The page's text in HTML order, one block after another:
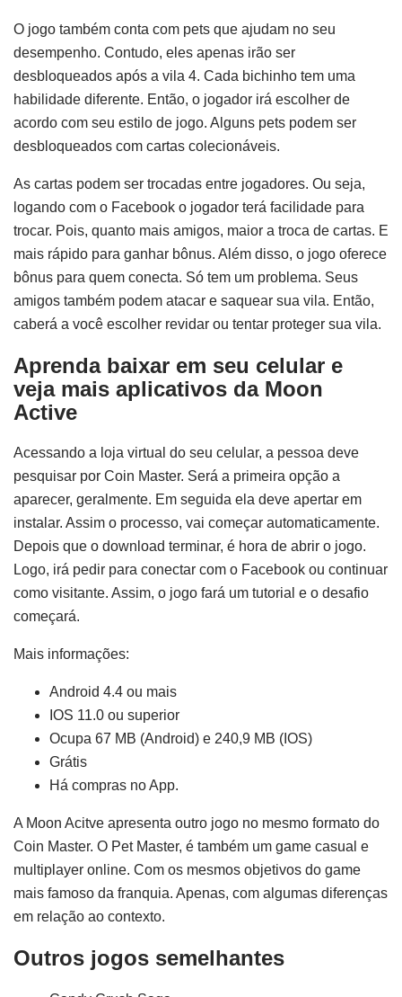
O jogo também conta com pets que ajudam no seu
desempenho. Contudo, eles apenas irão ser
desbloqueados após a vila 4. Cada bichinho tem uma
habilidade diferente. Então, o jogador irá escolher de
acordo com seu estilo de jogo. Alguns pets podem ser
desbloqueados com cartas colecionáveis.
As cartas podem ser trocadas entre jogadores. Ou seja,
logando com o Facebook o jogador terá facilidade para
trocar. Pois, quanto mais amigos, maior a troca de cartas. E
mais rápido para ganhar bônus. Além disso, o jogo oferece
bônus para quem conecta. Só tem um problema. Seus
amigos também podem atacar e saquear sua vila. Então,
caberá a você escolher revidar ou tentar proteger sua vila.
Aprenda baixar em seu celular e
veja mais aplicativos da Moon
Active
Acessando a loja virtual do seu celular, a pessoa deve
pesquisar por Coin Master. Será a primeira opção a
aparecer, geralmente. Em seguida ela deve apertar em
instalar. Assim o processo, vai começar automaticamente.
Depois que o download terminar, é hora de abrir o jogo.
Logo, irá pedir para conectar com o Facebook ou continuar
como visitante. Assim, o jogo fará um tutorial e o desafio
começará.
Mais informações:
Android 4.4 ou mais
IOS 11.0 ou superior
Ocupa 67 MB (Android) e 240,9 MB (IOS)
Grátis
Há compras no App.
A Moon Acitve apresenta outro jogo no mesmo formato do
Coin Master. O Pet Master, é também um game casual e
multiplayer online. Com os mesmos objetivos do game
mais famoso da franquia. Apenas, com algumas diferenças
em relação ao contexto.
Outros jogos semelhantes